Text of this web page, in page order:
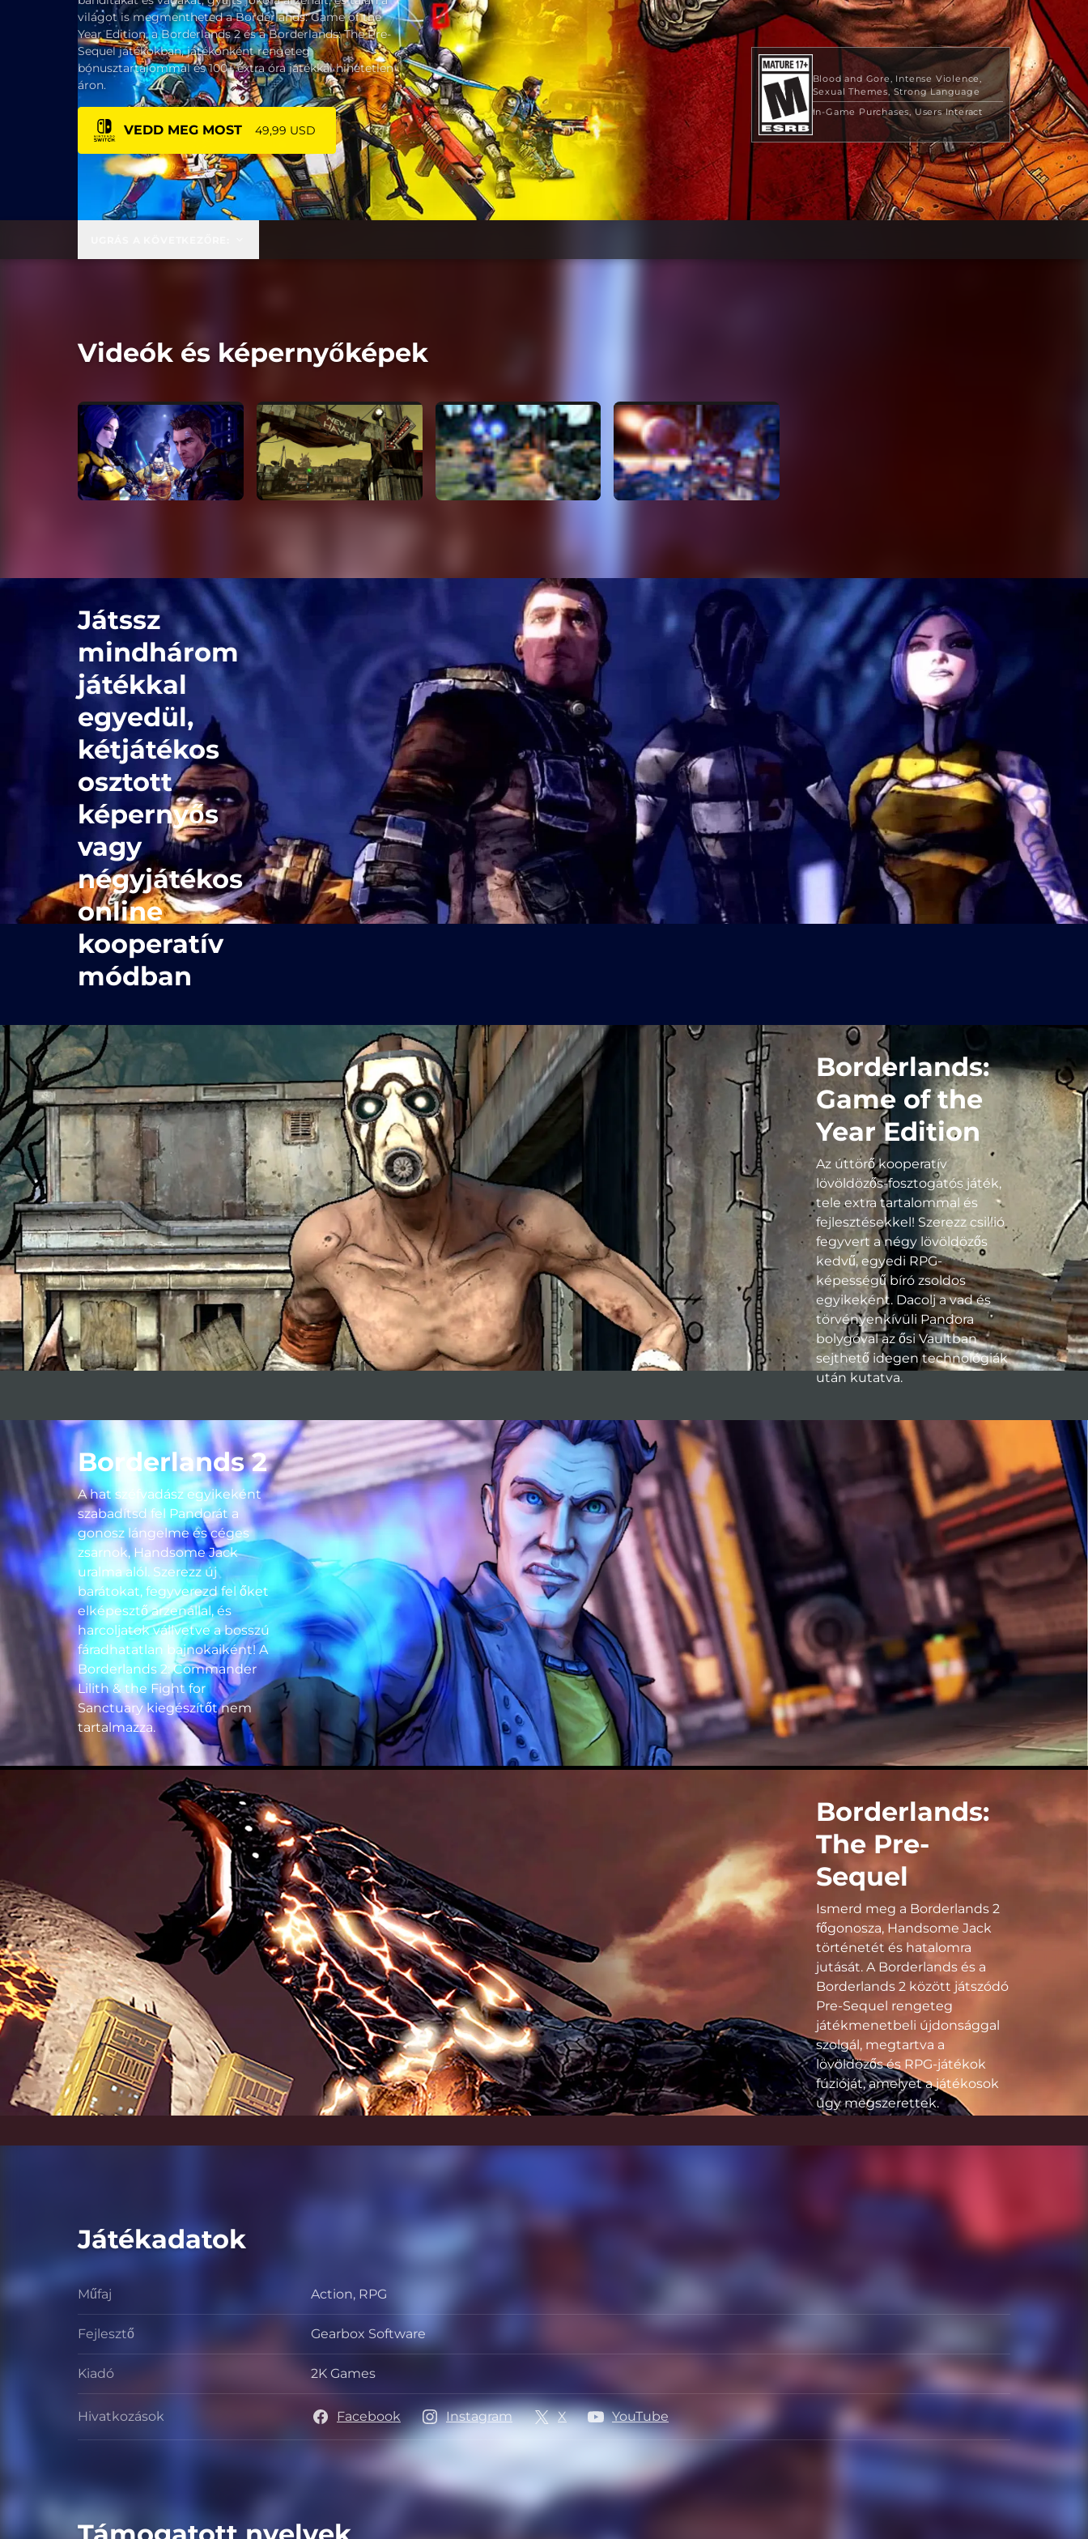
Blood and Gore
Intense Violence
Sexual Themes Strong Language
In-Game Purchases Users Interact
világot is megmentheted a Borderlands: Game of the
Year Edition, a Borderlands 2 és a Borderlands: The Pre-
Sequel játékokban, játékonként rengeteg
bónusztartalommal és 100+ extra óra játékkal hihetetlen
áron.
VEDD MEG MOST 49,99 USD
Videók és képernyőképek
Játssz
mindhárom
játékkal
egyedül,
kétjátékos
osztott
képernyős
vagy
négyjátékos
online
kooperatív
módban
Borderlands:
Game of the
Year Edition
Az úttörő kooperatív
lövöldözős-fosztogatós játék,
tele extra tartalommal és
fejlesztésekkel! Szerezz csillió
fegyvert a négy lövöldözős
kedvű, egyedi RPG-
képességű bíró zsoldos
egyikeként. Dacolj a vad és
törvényenkívüli Pandora
bolygóval az ősi Vaultban
sejthető idegen technológiák
után kutatva.
Borderlands 2
A hat széfvadász egyikeként
szabadítsd fel Pandorát a
gonosz lángelme és céges
zsarnok, Handsome Jack
uralma alól. Szerezz új
barátokat, fegyverezd fel őket
elképesztő arzenállal, és
harcoljatok vállvetve a bosszú
fáradhatatlan bajnokaiként! A
Borderlands 2: Commander
Lilith & the Fight for
Sanctuary kiegészítőt nem
tartalmazza.
Borderlands:
The Pre-
Sequel
Ismerd meg a Borderlands 2
főgonosza, Handsome Jack
történetét és hatalomra
jutását. A Borderlands és a
Borderlands 2 között játszódó
Pre-Sequel rengeteg
játékmenetbeli újdonsággal
szolgál, megtartva a
lövöldözős és RPG-játékok
fúzióját, amelyet a játékosok
úgy megszerettek.
Játékadatok
Műfaj
Műfaj
Action, RPG
Fejlesztő
Fejlesztő
Gearbox Software
Kiadó
Kiadó
2K Games
Hivatkozások
Hivatkozások
Facebook Instagram X YouTube